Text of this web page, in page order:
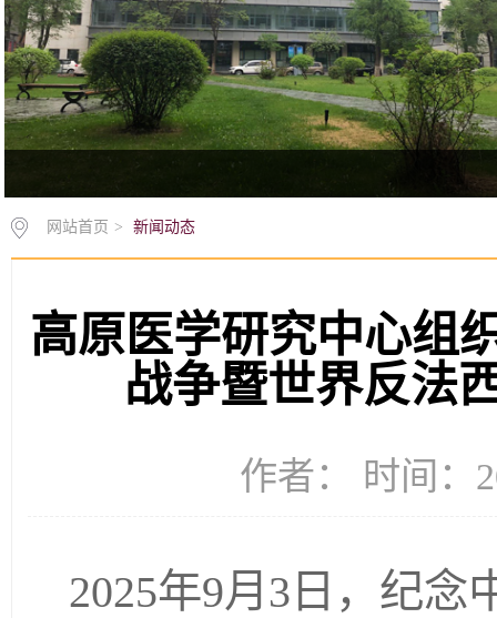
网站首页 > 新闻动态
高原医学研究中心组
战争暨世界反法
作者： 时间：
2025年9月3日，纪念